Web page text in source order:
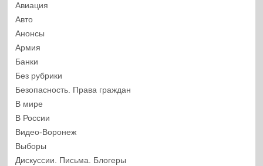
Авиация
Авто
Анонсы
Армия
Банки
Без рубрики
Безопасность. Права граждан
В мире
В России
Видео-Воронеж
Выборы
Дискуссии. Письма. Блогеры